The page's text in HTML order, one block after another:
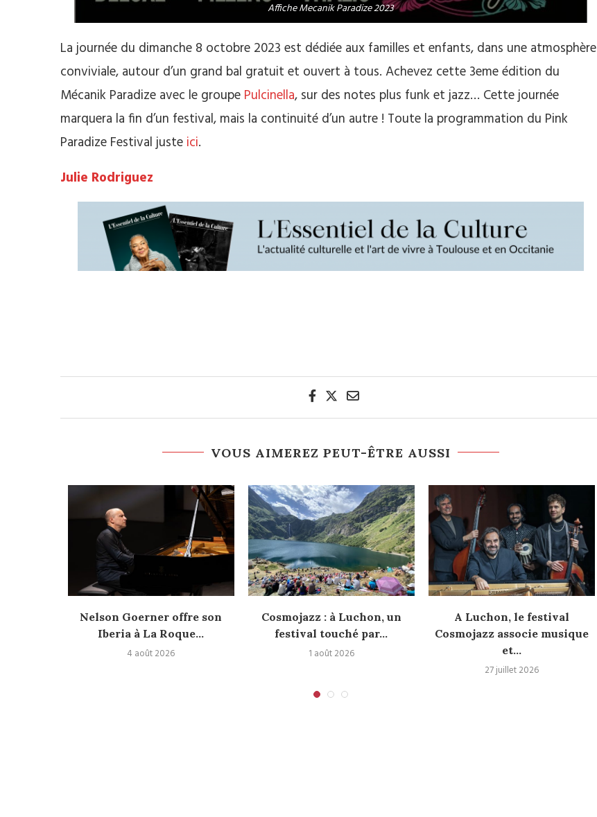
Affiche Mecanik Paradize 2023
La journée du dimanche 8 octobre 2023 est dédiée aux familles et enfants, dans une atmosphère
conviviale, autour d’un grand bal gratuit et ouvert à tous. Achevez cette 3eme édition du
Mécanik Paradize avec le groupe Pulcinella, sur des notes plus funk et jazz… Cette journée
marquera la fin d’un festival, mais la continuité d’un autre ! Toute la programmation du Pink
Paradize Festival juste ici.
Julie Rodriguez
VOUS AIMEREZ PEUT-ÊTRE AUSSI
Nelson Goerner offre son
Iberia à La Roque...
4 août 2026
Cosmojazz : à Luchon, un
festival touché par...
1 août 2026
A Luchon, le festival
Cosmojazz associe musique
et...
27 juillet 2026